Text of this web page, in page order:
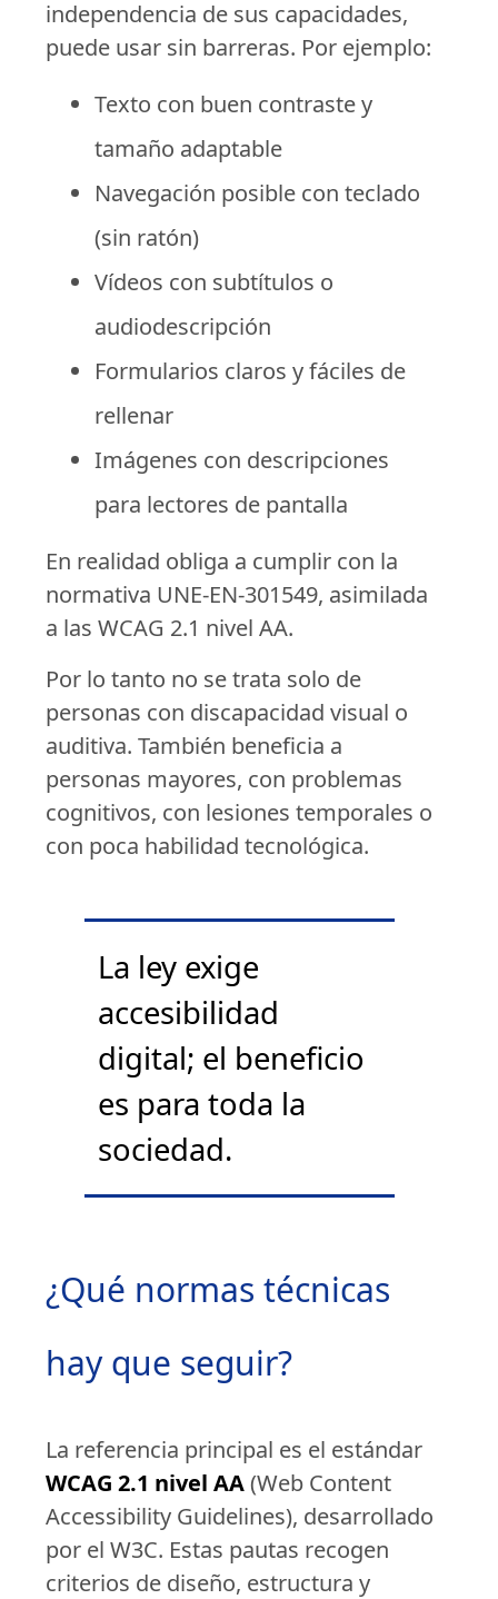
independencia de sus capacidades,
puede usar sin barreras. Por ejemplo:
Texto con buen contraste y
tamaño adaptable
Navegación posible con teclado
(sin ratón)
Vídeos con subtítulos o
audiodescripción
Formularios claros y fáciles de
rellenar
Imágenes con descripciones
para lectores de pantalla
En realidad obliga a cumplir con la
normativa UNE-EN-301549, asimilada
a las WCAG 2.1 nivel AA.
Por lo tanto no se trata solo de
personas con discapacidad visual o
auditiva. También beneficia a
personas mayores, con problemas
cognitivos, con lesiones temporales o
con poca habilidad tecnológica.
La ley exige
accesibilidad
digital; el beneficio
es para toda la
sociedad.
¿Qué normas técnicas
hay que seguir?
La referencia principal es el estándar
WCAG 2.1 nivel AA(Web Content
Accessibility Guidelines), desarrollado
por el W3C. Estas pautas recogen
criterios de diseño, estructura y